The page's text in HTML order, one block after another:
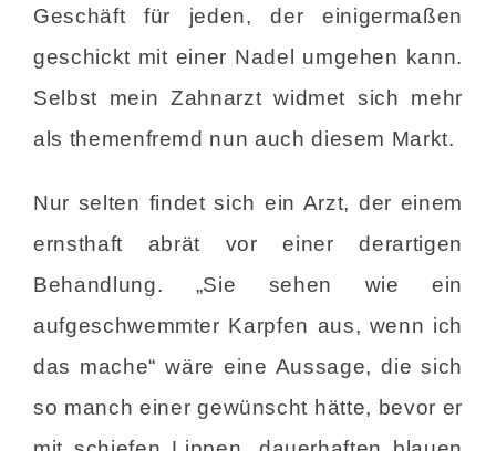
Geschäft für jeden, der einigermaßen
geschickt mit einer Nadel umgehen kann.
Selbst mein Zahnarzt widmet sich mehr
als themenfremd nun auch diesem Markt.
Nur selten findet sich ein Arzt, der einem
ernsthaft abrät vor einer derartigen
Behandlung. „Sie sehen wie ein
aufgeschwemmter Karpfen aus, wenn ich
das mache“ wäre eine Aussage, die sich
so manch einer gewünscht hätte, bevor er